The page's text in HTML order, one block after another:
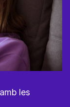
les